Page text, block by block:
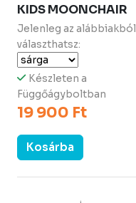
KIDS MOONCHAIR
Jelenleg az alábbiakból
választhatsz:
Készleten a
Függőágyboltban
19 900 Ft
Kosárba